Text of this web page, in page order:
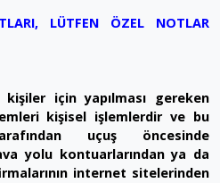
LÜTFEN ÖZEL NOTLAR
için yapılması gereken
kişisel işlemlerdir ve bu
uçuş öncesinde
yolu kontuarlarından ya da
internet sitelerinden